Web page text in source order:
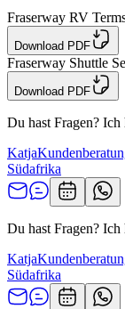
Fraserway RV
Download PDF
Fraserway Shuttle
Download PDF
Du hast Fragen? Ich
Katja
Südafrika
Du hast Fragen? Ich
Katja
Südafrika